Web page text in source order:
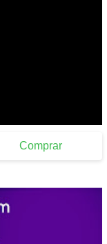
Comprar